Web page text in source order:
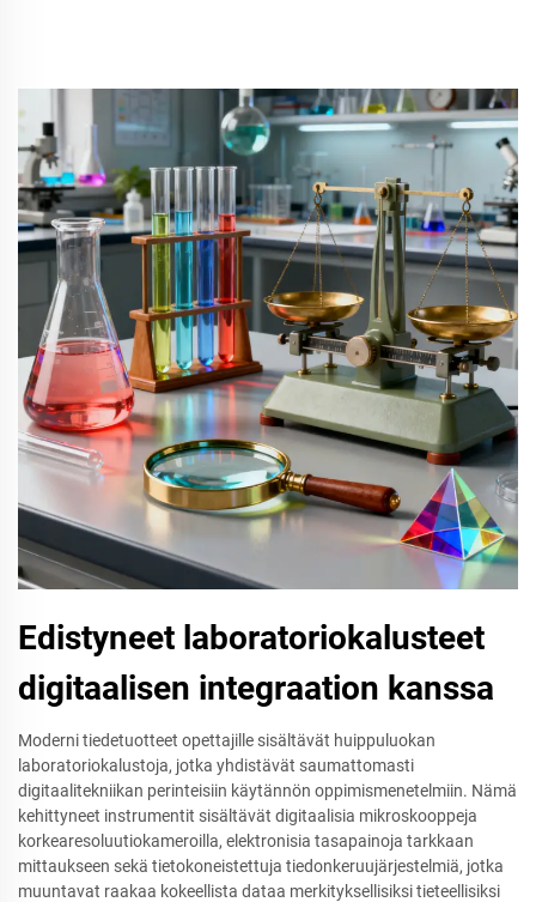
Edistyneet laboratoriokalusteet
digitaalisen integraation kanssa
Moderni tiedetuotteet opettajille sisältävät huippuluokan
laboratoriokalustoja, jotka yhdistävät saumattomasti
digitaalitekniikan perinteisiin käytännön oppimismenetelmiin. Nämä
kehittyneet instrumentit sisältävät digitaalisia mikroskooppeja
korkearesoluutiokameroilla, elektronisia tasapainoja tarkkaan
mittaukseen sekä tietokoneistettuja tiedonkeruujärjestelmiä, jotka
muuntavat raakaa kokeellista dataa merkityksellisiksi tieteellisiksi